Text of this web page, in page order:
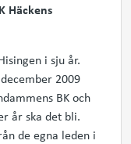
Häckens
i sju år.
2009
BK och
år ska det bli.
de egna leden i